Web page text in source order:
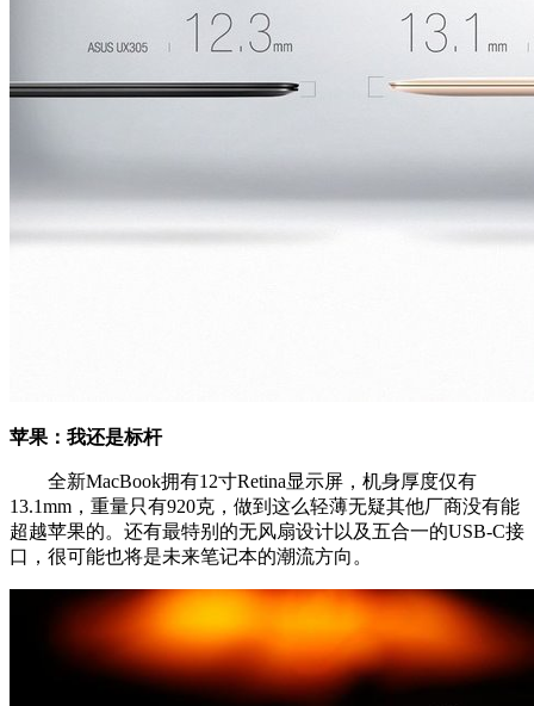
苹果：我还是标杆
全新MacBook拥有12寸Retina显示屏，机身厚度仅有
13.1mm，重量只有920克，做到这么轻薄无疑其他厂商没有能
超越苹果的。还有最特别的无风扇设计以及五合一的USB-C接
口，很可能也将是未来笔记本的潮流方向。